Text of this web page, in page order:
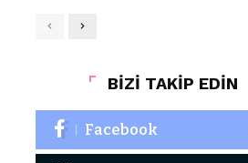
BİZİ TAKİP EDİN
Facebook